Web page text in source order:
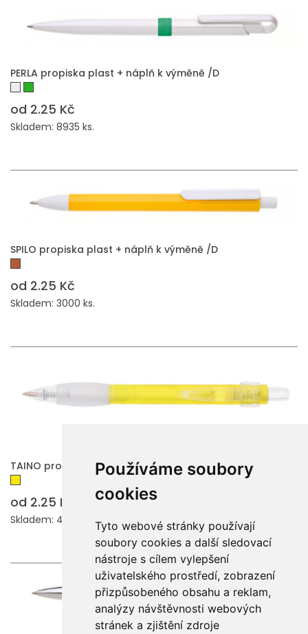
Používáme soubory
cookies
Tyto webové stránky používají
soubory cookies a další sledovací
nástroje s cílem vylepšení
uživatelského prostředí, zobrazení
přizpůsobeného obsahu a reklam,
analýzy návštěvnosti webových
stránek a zjištění zdroje
PERLA propiska plast + náplň k výměně /D
od 2.25 Kč
Skladem: 8935 ks.
SPILO propiska plast + náplň k výměně /D
od 2.25 Kč
Skladem: 3000 ks.
TAINO propiska plast + náplň k výměně /D
od 2.25 Kč
Skladem: 4060 ks.